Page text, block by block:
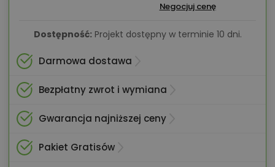
Negocjuj cenę
Dostępność: Projekt dostępny w terminie 10 dni.
Darmowa dostawa
Bezpłatny zwrot i wymiana
Gwarancja najniższej ceny
Pakiet Gratisów